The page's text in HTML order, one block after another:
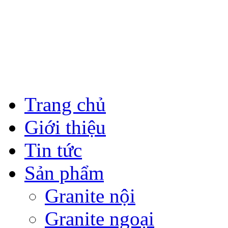
Trang chủ
Giới thiệu
Tin tức
Sản phẩm
Granite nội
Granite ngoại